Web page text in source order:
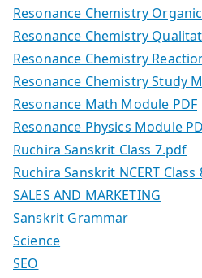
Resonance Chemistry
Resonance Chemistry
Resonance Chemistry
Resonance Chemistry Study
Resonance Math Module PDF
Resonance Physics Module
Ruchira Sanskrit Class 7.pdf
Ruchira Sanskrit NCERT Class
SALES AND MARKETING
Sanskrit Grammar
Science
SEO